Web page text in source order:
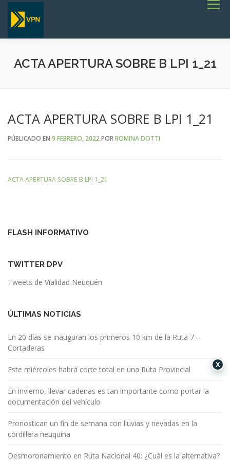
Saltar
contenido
Menú
SERVICIOS
GALERÍA
ACTA APERTURA SOBRE B LPI 1_21
ACTA APERTURA SOBRE B LPI 1_21
PÚBLICADO EN 9 FEBRERO, 2022PORROMINA DOTTI
ACTA APERTURA SOBRE B LPI 1_21
FLASH INFORMATIVO
TWITTER DPV
Tweets de Vialidad Neuquén
ÚLTIMAS NOTICIAS
En 20 días se inauguran los primeros 10 km de la Ruta 7 –
Cortaderas
Este miércoles habrá corte total en una Ruta Provincial
En invierno, llevar cadenas es tan importante como portar la
documentación del vehículo
Pronostican un fin de semana con lluvias y nevadas en la
cordillera neuquina
Desmoronamiento en Ruta Nacional 40: ¿Cuál es la alternativa?
X